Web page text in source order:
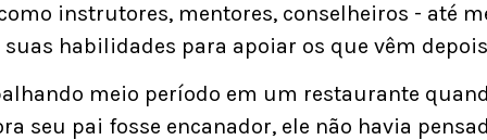
instrutores, mentores, conselheiros - até
habilidades para apoiar os que vêm
meio período em um restaurante
seu pai fosse encanador, ele não havia